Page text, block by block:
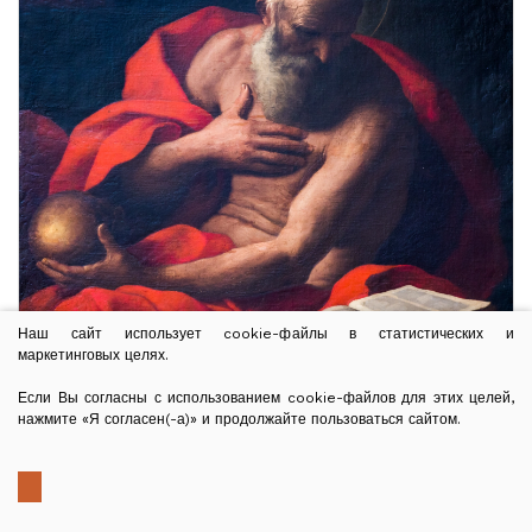
Наш сайт использует cookie-файлы в статистических и
маркетинговых целях.
Если Вы согласны с использованием cookie-файлов для этих целей,
нажмите «Я согласен(-а)» и продолжайте пользоваться сайтом.